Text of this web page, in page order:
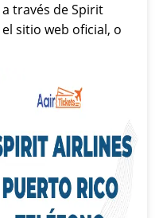
través de Spirit
sitio web oficial, o